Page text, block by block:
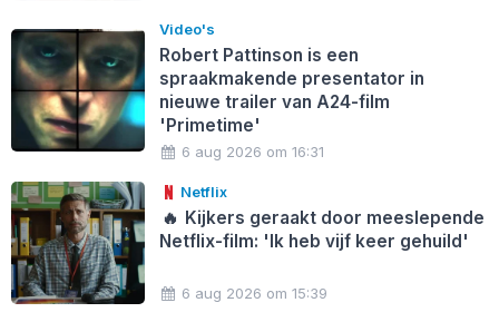
Video's
Robert Pattinson is een
spraakmakende presentator in
nieuwe trailer van A24-film
'Primetime'
6 aug 2026 om 16:31
Netflix
🔥 Kijkers geraakt door meeslepende
Netflix-film: 'Ik heb vijf keer gehuild'
6 aug 2026 om 15:39